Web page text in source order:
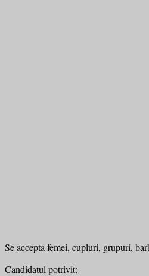
Se accepta femei, cupluri, grupuri,
Candidatul potrivit: